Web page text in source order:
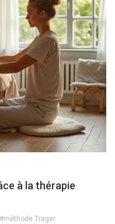
à la thérapie
#méthode Trager